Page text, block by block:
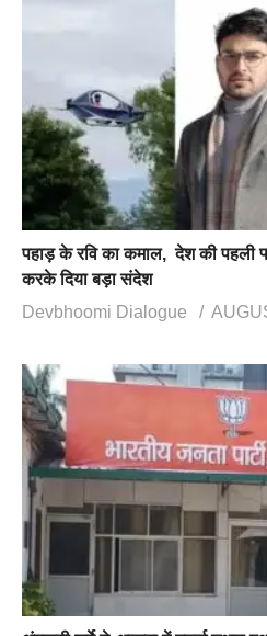
पहाड़ के रवि का कमाल, देश की पहली
करके दिया बड़ा संदेश
Devbhoomi Dialogue